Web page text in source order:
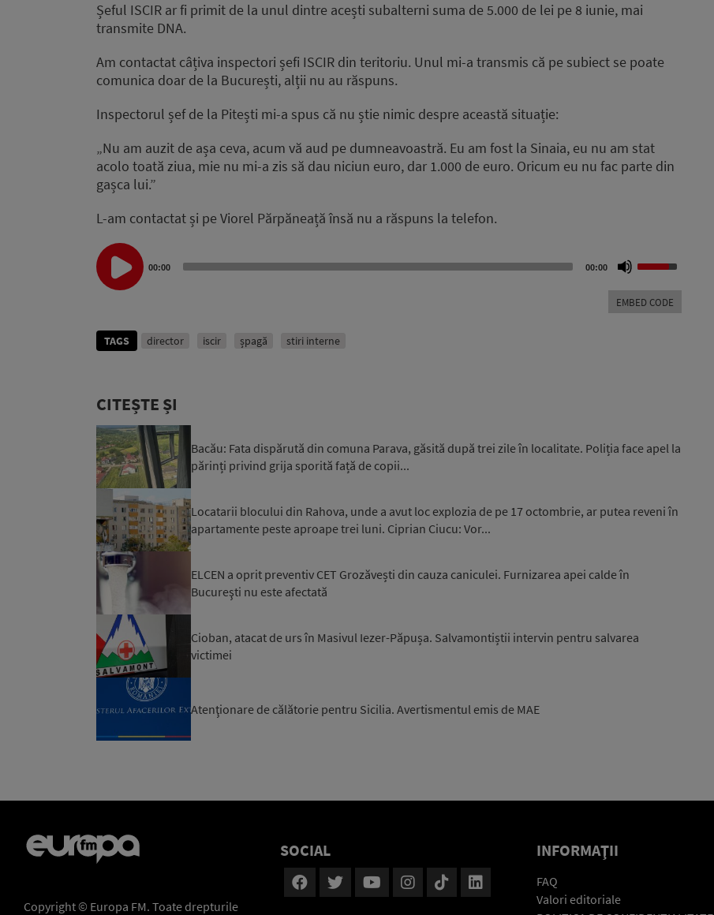
Șeful ISCIR ar fi primit de la unul dintre acești subalterni suma de 5.000 de lei pe 8 iunie, mai
transmite DNA.
Am contactat câțiva inspectori șefi ISCIR din teritoriu. Unul mi-a transmis că pe subiect se poate
comunica doar de la București, alții nu au răspuns.
Inspectorul șef de la Pitești mi-a spus că nu știe nimic despre această situație:
„Nu am auzit de așa ceva, acum vă aud pe dumneavoastră. Eu am fost la Sinaia, eu nu am stat
acolo toată ziua, mie nu mi-a zis să dau niciun euro, dar 1.000 de euro. Oricum eu nu fac parte din
gașca lui.”
L-am contactat și pe Viorel Părpăneață însă nu a răspuns la telefon.
Audio
Player
00:00 00:00
Up/Down
keys
EMBED CODE
TAGS director iscir șpagă stiri interne
CITEȘTE ȘI
Bacău: Fata dispărută din comuna Parava, găsită după trei zile în localitate. Poliția face apel la
părinți privind grija sporită față de copii...
Locatarii blocului din Rahova, unde a avut loc explozia de pe 17 octombrie, ar putea reveni în
apartamente peste aproape trei luni. Ciprian Ciucu: Vor...
ELCEN a oprit preventiv CET Grozăvești din cauza caniculei. Furnizarea apei calde în
Bucureşti nu este afectată
Cioban, atacat de urs în Masivul Iezer-Păpușa. Salvamontiștii intervin pentru salvarea
victimei
Atenţionare de călătorie pentru Sicilia. Avertismentul emis de MAE
Copyright © Europa FM. Toate drepturile
SOCIAL INFORMAŢII
FAQ
Valori editoriale